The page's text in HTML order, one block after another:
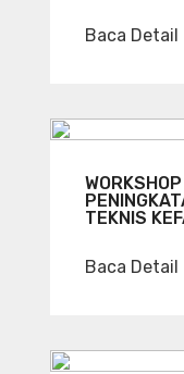
Baca Detail
TEKNIS
Baca Detail